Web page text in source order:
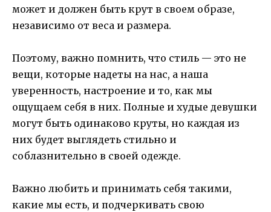
может и должен быть крут в своем образе,
независимо от веса и размера.
Поэтому, важно помнить, что стиль — это не
вещи, которые надеты на нас, а наша
уверенность, настроение и то, как мы
ощущаем себя в них. Полные и худые девушки
могут быть одинаково круты, но каждая из
них будет выглядеть стильно и
соблазнительно в своей одежде.
Важно любить и принимать себя такими,
какие мы есть, и подчеркивать свою